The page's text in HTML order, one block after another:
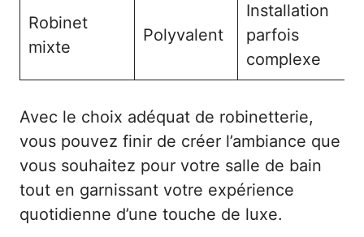
Robinet
mixte
Polyvalent
Installation
parfois
complexe
Avec le choix adéquat de robinetterie,
vous pouvez finir de créer l’ambiance que
vous souhaitez pour votre salle de bain
tout en garnissant votre expérience
quotidienne d’une touche de luxe.